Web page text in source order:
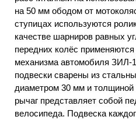
на 50 мм ободом от
ступицах используются
качестве шарниров равных
передних колёс
механизма автомобиля ЗИЛ-
подвески сварены из
диаметром 30 мм и
рычаг представляет собой
велосипеда. Подвеска